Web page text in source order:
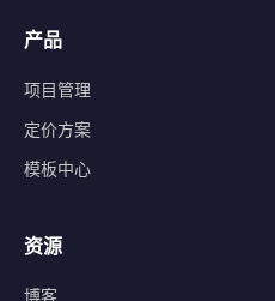
产品
项目管理
定价方案
模板中心
资源
博客